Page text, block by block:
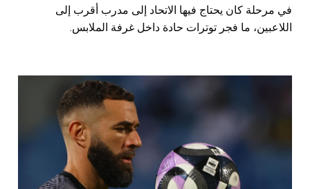
في مرحلة كان يحتاج فيها الاتحاد إلى مدرب أقرب إلى
اللاعبين، ما فجر توترات حادة داخل غرفة الملابس.